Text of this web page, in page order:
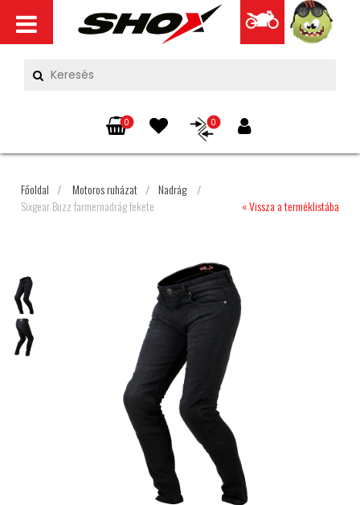
0 0
Főoldal / Motoros ruházat / Nadrág
/
Sixgear Buzz farmernadrág fekete
« Vissza a terméklistába